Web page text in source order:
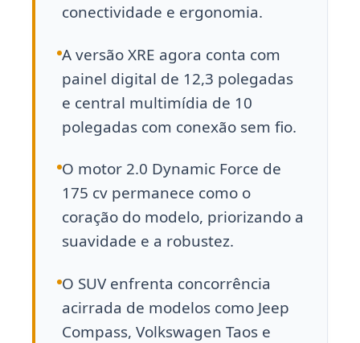
conectividade e ergonomia.
A versão XRE agora conta com
painel digital de 12,3 polegadas
e central multimídia de 10
polegadas com conexão sem fio.
O motor 2.0 Dynamic Force de
175 cv permanece como o
coração do modelo, priorizando a
suavidade e a robustez.
O SUV enfrenta concorrência
acirrada de modelos como Jeep
Compass, Volkswagen Taos e